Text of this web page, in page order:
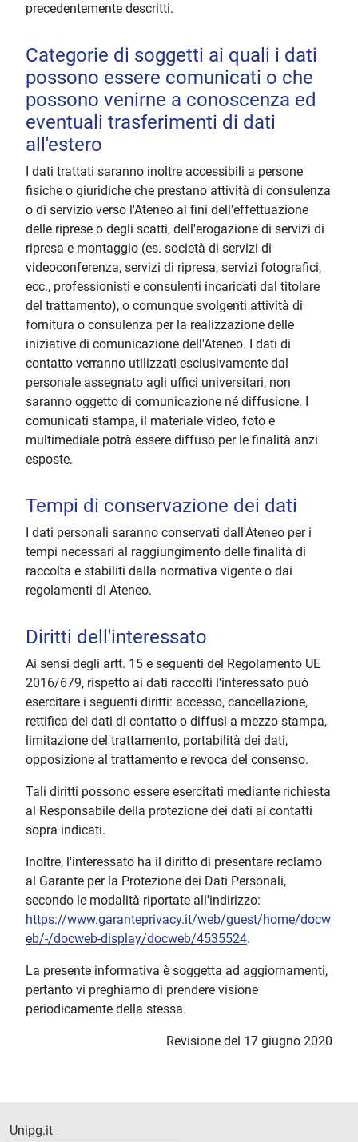
precedentemente descritti.
Categorie di soggetti ai quali i dati
possono essere comunicati o che
possono venirne a conoscenza ed
eventuali trasferimenti di dati
all'estero
I dati trattati saranno inoltre accessibili a persone
fisiche o giuridiche che prestano attività di consulenza
o di servizio verso l'Ateneo ai fini dell'effettuazione
delle riprese o degli scatti, dell'erogazione di servizi di
ripresa e montaggio (es. società di servizi di
videoconferenza, servizi di ripresa, servizi fotografici,
ecc., professionisti e consulenti incaricati dal titolare
del trattamento), o comunque svolgenti attività di
fornitura o consulenza per la realizzazione delle
iniziative di comunicazione dell'Ateneo. I dati di
contatto verranno utilizzati esclusivamente dal
personale assegnato agli uffici universitari, non
saranno oggetto di comunicazione né diffusione. I
comunicati stampa, il materiale video, foto e
multimediale potrà essere diffuso per le finalità anzi
esposte.
Tempi di conservazione dei dati
I dati personali saranno conservati dall'Ateneo per i
tempi necessari al raggiungimento delle finalità di
raccolta e stabiliti dalla normativa vigente o dai
regolamenti di Ateneo.
Diritti dell'interessato
Ai sensi degli artt. 15 e seguenti del Regolamento UE
2016/679, rispetto ai dati raccolti l'interessato può
esercitare i seguenti diritti: accesso, cancellazione,
rettifica dei dati di contatto o diffusi a mezzo stampa,
limitazione del trattamento, portabilità dei dati,
opposizione al trattamento e revoca del consenso.
Tali diritti possono essere esercitati mediante richiesta
al Responsabile della protezione dei dati ai contatti
sopra indicati.
Inoltre, l'interessato ha il diritto di presentare reclamo
al Garante per la Protezione dei Dati Personali,
secondo le modalità riportate all'indirizzo:
https://www.garanteprivacy.it/web/guest/home/docw
eb/-/docweb-display/docweb/4535524.
La presente informativa è soggetta ad aggiornamenti,
pertanto vi preghiamo di prendere visione
periodicamente della stessa.
Revisione del 17 giugno 2020
Unipg.it